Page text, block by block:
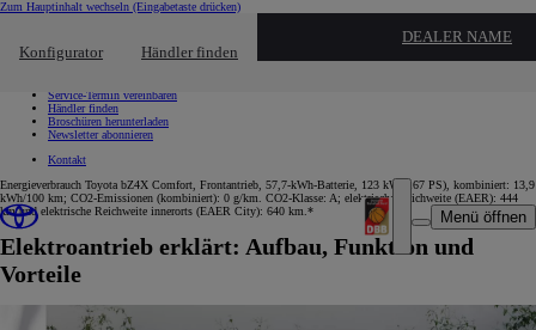
Zum Hauptinhalt wechseln (Eingabetaste drücken)
Konfigurator Händler finden
DEALER NAME
Schnellzugriff Klicken um das Reach-Out-Menü zu schließen
Service-Termin vereinbaren
Händler finden
Broschüren herunterladen
Newsletter abonnieren
Kontakt
Menü öffnen
Energieverbrauch Toyota bZ4X Comfort, Frontantrieb, 57,7-kWh-Batterie, 123 kW (167 PS), kombiniert: 13,9
kWh/100 km; CO2-Emissionen (kombiniert): 0 g/km. CO2-Klasse: A; elektrische Reichweite (EAER): 444
km und elektrische Reichweite innerorts (EAER City): 640 km.*
Elektroantrieb erklärt: Aufbau, Funktion und
Vorteile